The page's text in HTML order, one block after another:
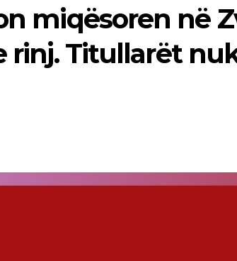
miqësoren në
rinj. Titullarët